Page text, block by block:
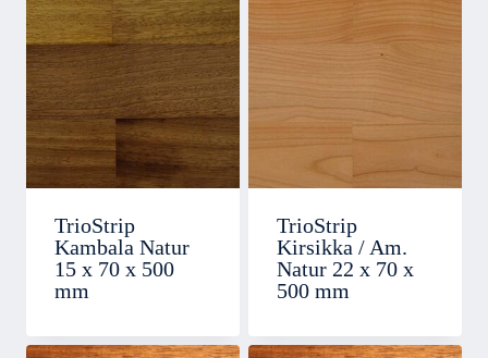
TrioStrip
Kambala Natur
15 x 70 x 500
mm
TrioStrip
Kirsikka / Am.
Natur 22 x 70 x
500 mm